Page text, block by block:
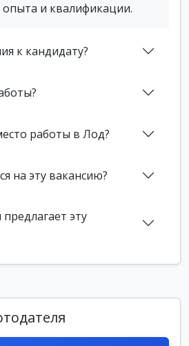
опыта и квалификации.
к кандидату?
работы в Лод?
на эту вакансию?
эту